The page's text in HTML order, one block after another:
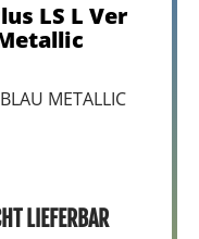
LS L Ver
METALLIC
LIEFERBAR